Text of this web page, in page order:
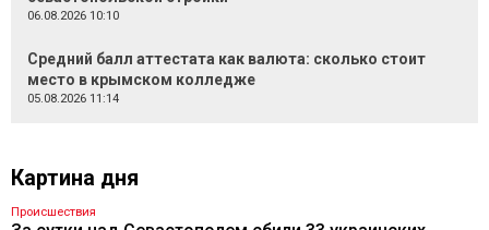
06.08.2026 10:10
Средний балл аттестата как валюта: сколько стоит
место в крымском колледже
05.08.2026 11:14
Картина дня
Происшествия